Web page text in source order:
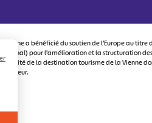
Vienne a bénéficié du soutien de l’Europe au titre
Régional) pour l’amélioration et la structuration des
de la destination tourisme de la Vienne
visiteur.